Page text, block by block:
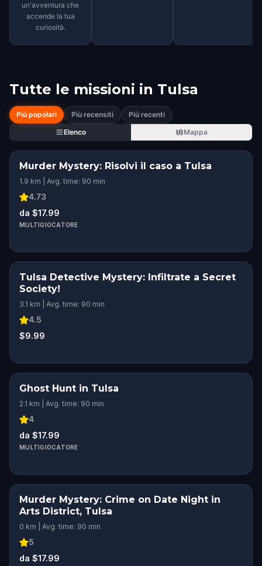
un'avventura che
accende la tua
curiosità.
Tutte le missioni in Tulsa
Più popolari Più recensiti
Più recenti
Elenco
Mappa
Murder Mystery: Risolvi il caso a Tulsa
1.9 km | Avg. time: 90 min
4.73
da $17.99
MULTIGIOCATORE
Tulsa Detective Mystery: Infiltrate a Secret
Society!
3.1 km | Avg. time: 90 min
4.5
$9.99
Ghost Hunt in Tulsa
2.1 km | Avg. time: 90 min
4
da $17.99
MULTIGIOCATORE
Murder Mystery: Crime on Date Night in
Arts District, Tulsa
0 km | Avg. time: 90 min
5
da $17.99